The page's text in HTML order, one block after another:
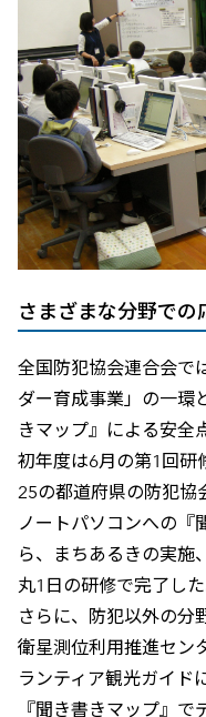
さまざまな分野での
全国防犯協会連合会で
ダー育成事業」の一環
きマップ』による安全
初年度は6月の第1回研
25の都道府県の防犯協
ノートパソコンへの『
ら、まちあるきの実施
丸1日の研修で完了した
さらに、防犯以外の分
衛星測位利用推進セン
ランティア観光ガイド
『聞き書きマップ』